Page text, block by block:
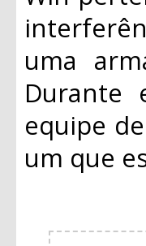
uma
Durante
equipe
um que